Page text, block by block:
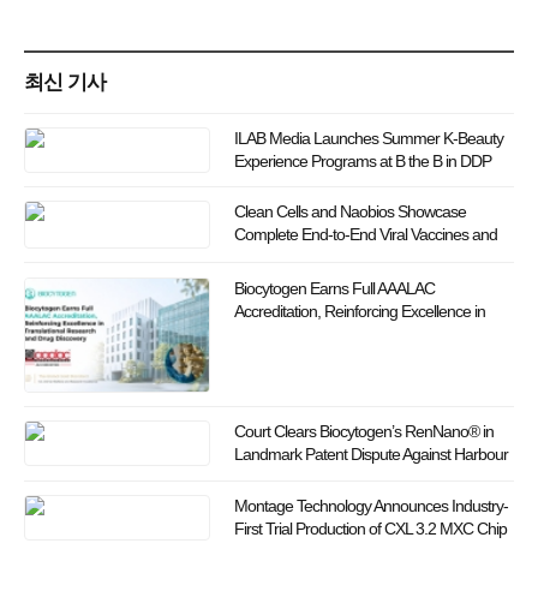
최신 기사
ILAB Media Launches Summer K-Beauty
Experience Programs at B the B in DDP
Clean Cells and Naobios Showcase
Complete End-to-End Viral Vaccines and
Biocytogen Earns Full AAALAC
Accreditation, Reinforcing Excellence in
Court Clears Biocytogen’s RenNano® in
Landmark Patent Dispute Against Harbour
Montage Technology Announces Industry-
First Trial Production of CXL 3.2 MXC Chip